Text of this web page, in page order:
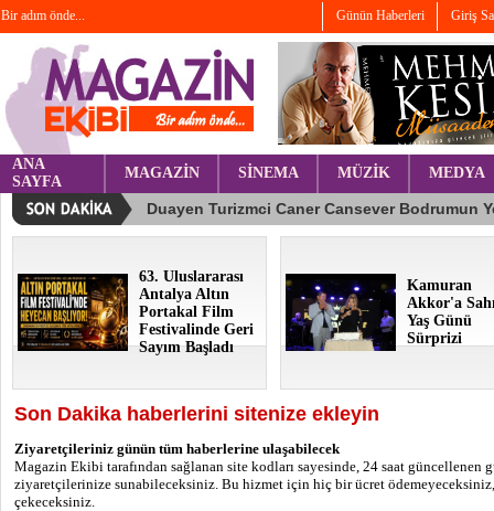
Bir adım önde... Günün Haberleri Giriş
ANA
SAYFA
MAGAZİN SİNEMA MÜZİK MEDYA
63. Uluslararası
Antalya Altın
Portakal Film
Festivalinde Geri
Sayım Başladı
Kamuran
Akkor'a
Yaş Günü
Sürprizi
Son Dakika haberlerini sitenize ekleyin
Ziyaretçileriniz günün tüm haberlerine ulaşabilecek
Magazin Ekibi tarafından sağlanan site kodları sayesinde, 24 saat güncellenen
ziyaretçilerinize sunabileceksiniz. Bu hizmet için hiç bir ücret
çekeceksiniz.